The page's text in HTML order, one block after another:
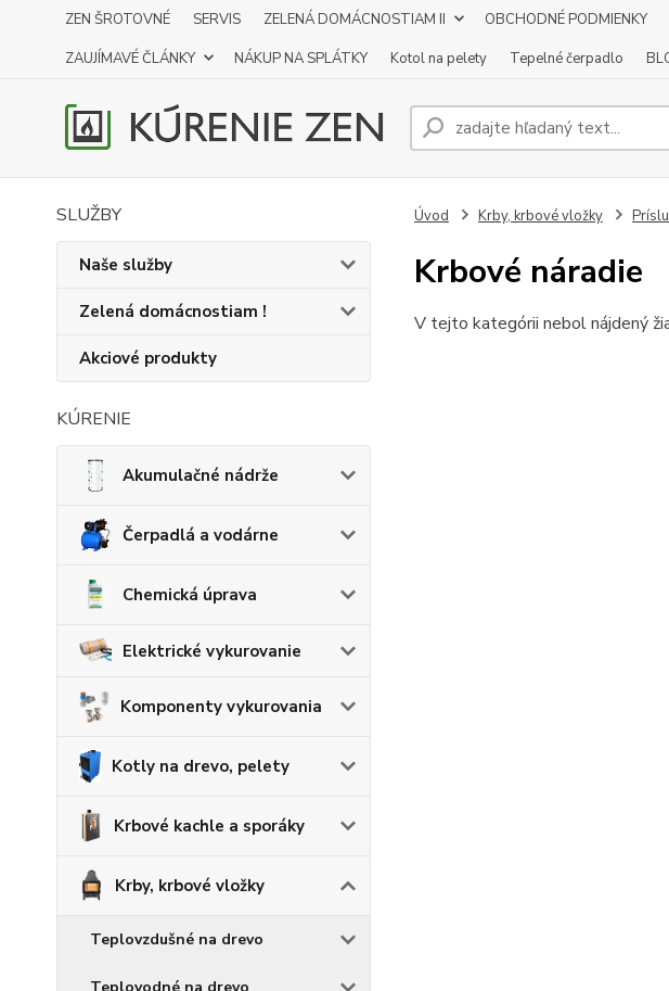
ZEN ŠROTOVNÉ SERVIS ZELENÁ DOMÁCNOSTIAM II OBCHODNÉ PODMIENKY
ZAUJÍMAVÉ ČLÁNKY
NÁKUP NA SPLÁTKY Kotol na pelety Tepelné čerpadlo
SLUŽBY
Naše služby
Zelená domácnostiam !
Akciové produkty
KÚRENIE
Akumulačné nádrže
Čerpadlá a vodárne
Chemická úprava
Elektrické vykurovanie
Komponenty vykurovania
Kotly na drevo, pelety
Krbové kachle a sporáky
Krby, krbové vložky
Teplovzdušné na drevo
Úvod Krby, krbové vložky
Krbové náradie
V tejto kategórii nebol nájdený